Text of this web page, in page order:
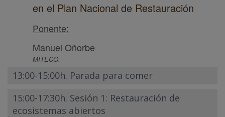
en el Plan Nacional de Restauración
Ponente:
Manuel Oñorbe
MITECO.
13:00-15:00h. Parada para comer
15:00-17:30h. Sesión 1: Restauración de
ecosistemas abiertos